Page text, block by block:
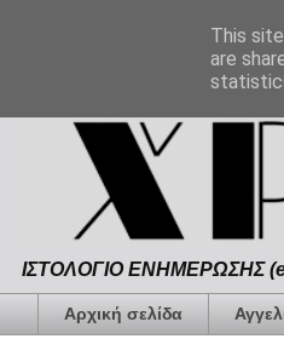
ΙΣΤΟΛΟΓΙΟ ΕΝΗΜΕΡΩΣΗΣ
Αρχική σελίδα
This
are